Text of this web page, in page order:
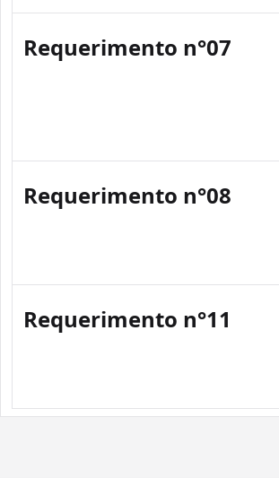
Requerimento n°07
Requerimento n°08
Requerimento n°11